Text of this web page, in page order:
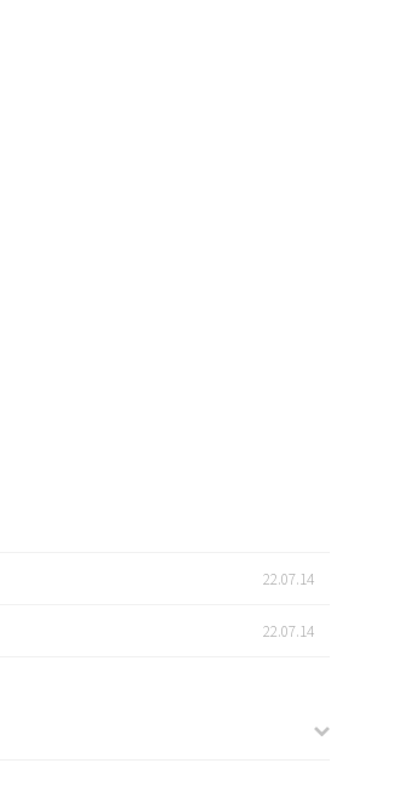
22.07.14
22.07.14